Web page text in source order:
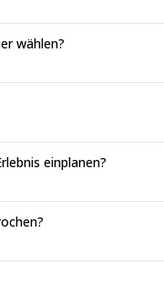
wählen?
einplanen?